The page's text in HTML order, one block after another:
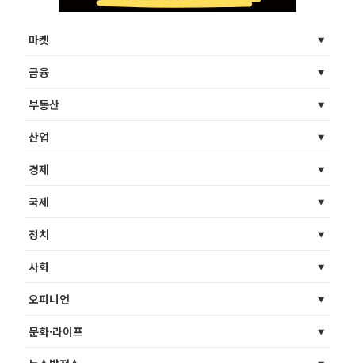
마켓
금융
부동산
산업
경제
국제
정치
사회
오피니언
문화·라이프